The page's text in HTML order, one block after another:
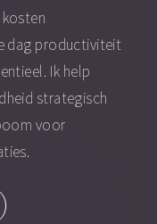
dag productiviteit
Ik help
strategisch
voor